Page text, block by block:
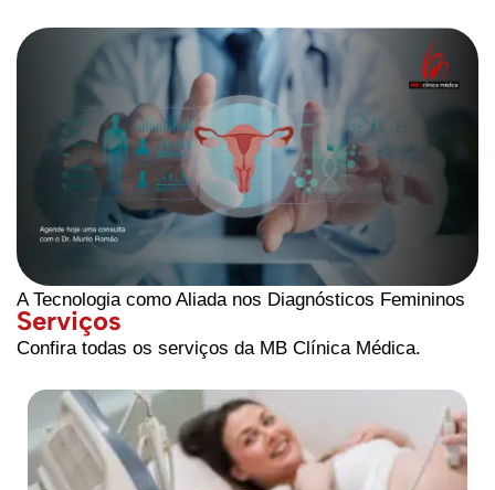
A Tecnologia como Aliada nos Diagnósticos Femininos
Serviços
Confira todas os serviços da MB Clínica Médica.